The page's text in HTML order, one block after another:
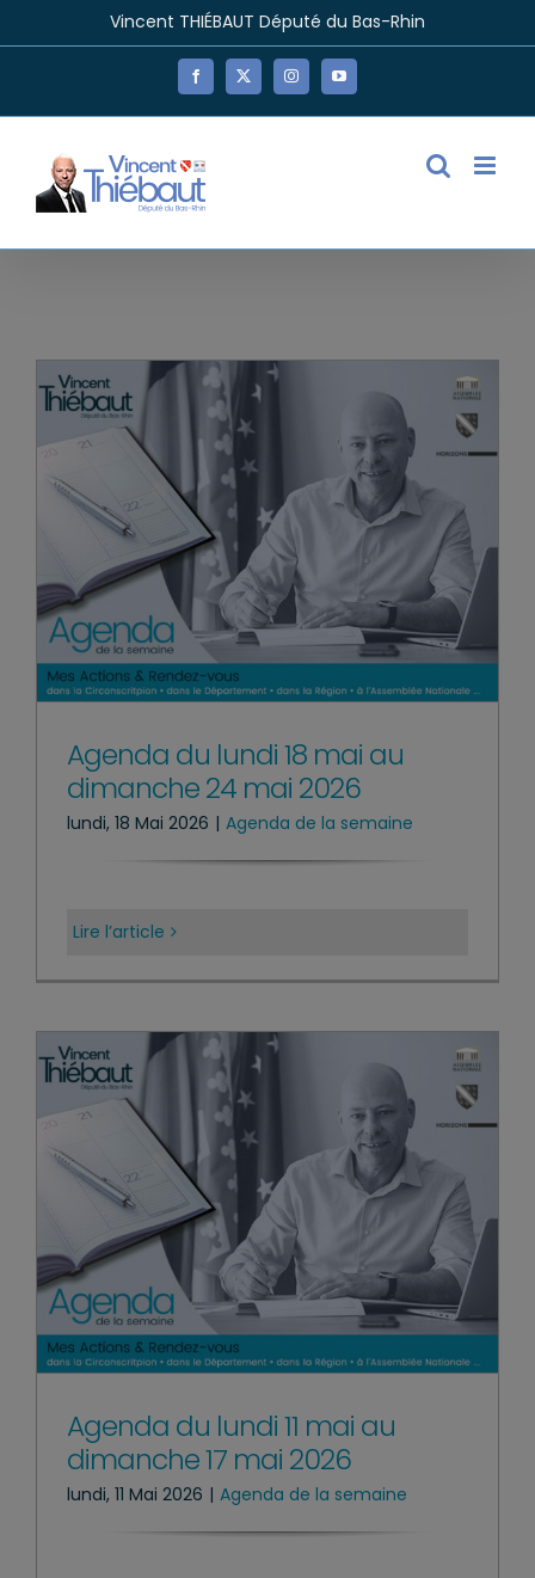
Vincent THIÉBAUT Député du Bas-Rhin
Facebook
X InstagramYouTube
Agenda du lundi 18 mai au
dimanche 24 mai 2026
lundi, 18 Mai 2026 | Agenda de la semaine
Lire l’article
Agenda du lundi 11 mai au
dimanche 17 mai 2026
lundi, 11 Mai 2026 | Agenda de la semaine